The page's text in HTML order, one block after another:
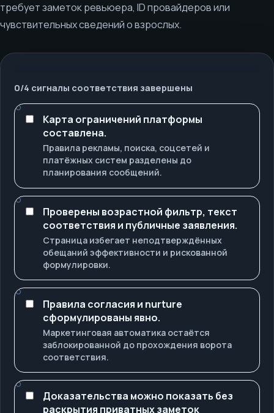
требует заметок ревьюера, ID провайдеров или
чувствительных сведений о взрослых.
0/4 сигналы соответствия завершены
Карта ограничений платформы
составлена.
Правила рекламы, поиска, соцсетей и
платёжных систем разделены до
планирования сообщений.
Проверены возрастной фильтр, текст
соответствия и публичные заявления.
Страница избегает неподтверждённых
обещаний эффективности и рискованной
формулировки.
Правила согласия и nurture
сформулированы явно.
Маркетинговая автоматика остаётся
заблокированной до прохождения ворота
соответствия.
Доказательства можно показать без
раскрытия приватных заметок